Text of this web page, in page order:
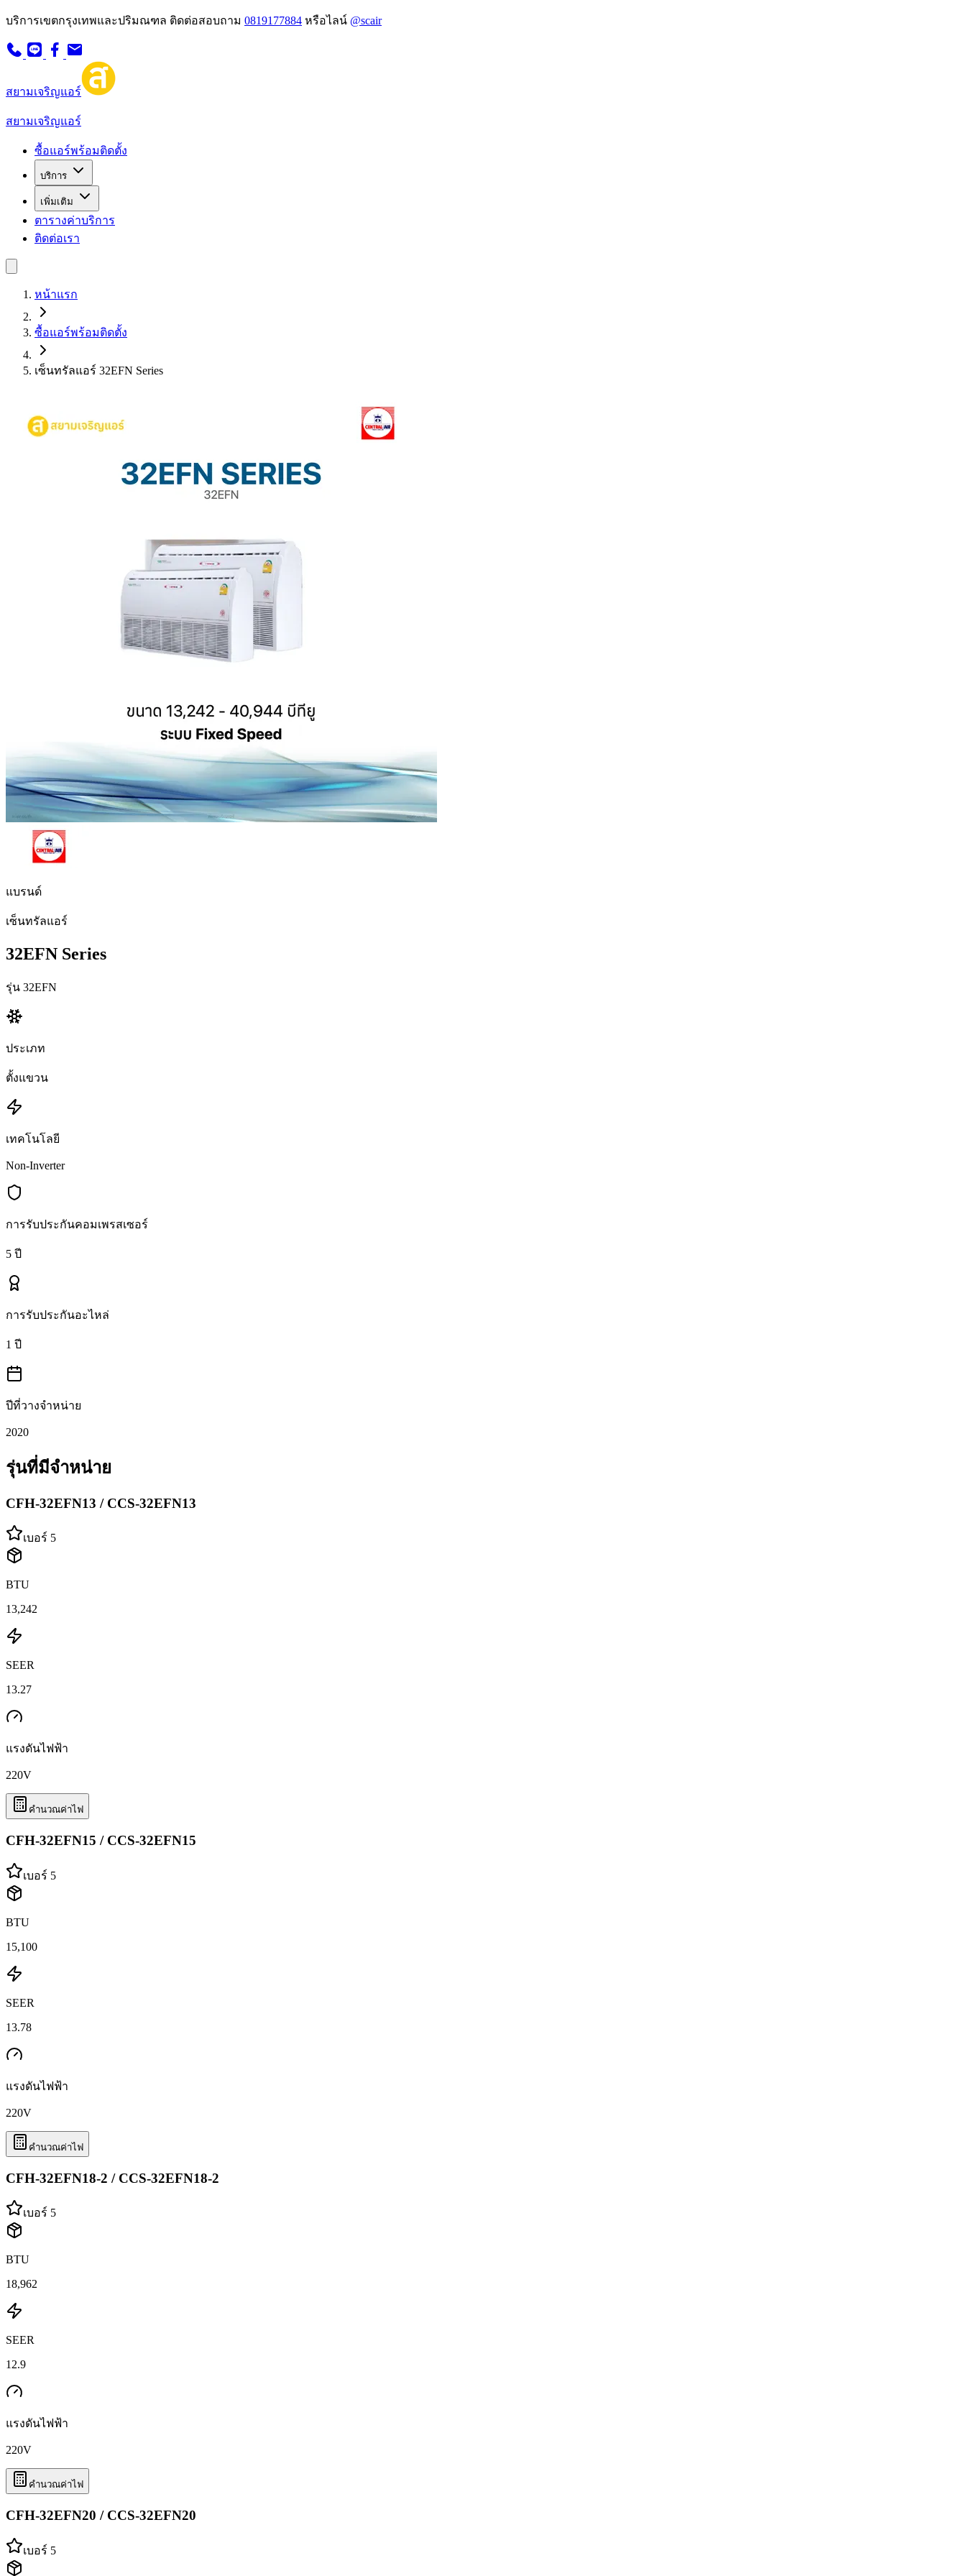
บริการเขตกรุงเทพและปริมณฑล ติดต่อสอบถาม 0819177884 หรือไลน์ @scair
สยามเจริญแอร์
สยามเจริญแอร์
ซื้อแอร์พร้อมติดตั้ง
บริการ
เพิ่มเติม
ตารางค่าบริการ
ติดต่อเรา
หน้าแรก
ซื้อแอร์พร้อมติดตั้ง
เซ็นทรัลแอร์ 32EFN Series
แบรนด์
เซ็นทรัลแอร์
32EFN Series
รุ่น 32EFN
ประเภท
ตั้งแขวน
เทคโนโลยี
Non-Inverter
การรับประกันคอมเพรสเซอร์
5 ปี
การรับประกันอะไหล่
1 ปี
ปีที่วางจำหน่าย
2020
รุ่นที่มีจำหน่าย
CFH-32EFN13 / CCS-32EFN13
เบอร์ 5
BTU
13,242
SEER
13.27
แรงดันไฟฟ้า
220V
คำนวณค่าไฟ
CFH-32EFN15 / CCS-32EFN15
เบอร์ 5
BTU
15,100
SEER
13.78
แรงดันไฟฟ้า
220V
คำนวณค่าไฟ
CFH-32EFN18-2 / CCS-32EFN18-2
เบอร์ 5
BTU
18,962
SEER
12.9
แรงดันไฟฟ้า
220V
คำนวณค่าไฟ
CFH-32EFN20 / CCS-32EFN20
เบอร์ 5